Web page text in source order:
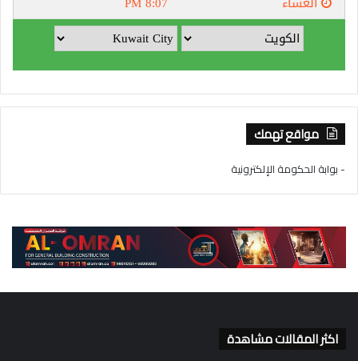
مواقع تهمك
- بوابة الحكومة الإلكترونية
اكثر المقالات مشاهدة